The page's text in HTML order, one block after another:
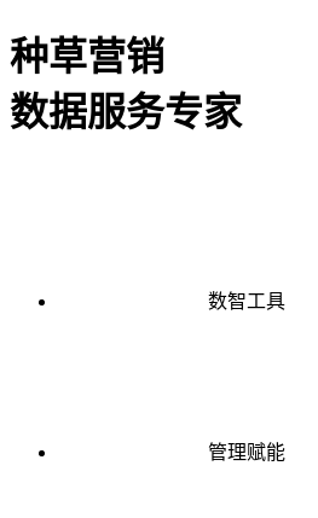
种草营销
数据服务专家
数智工具
管理赋能